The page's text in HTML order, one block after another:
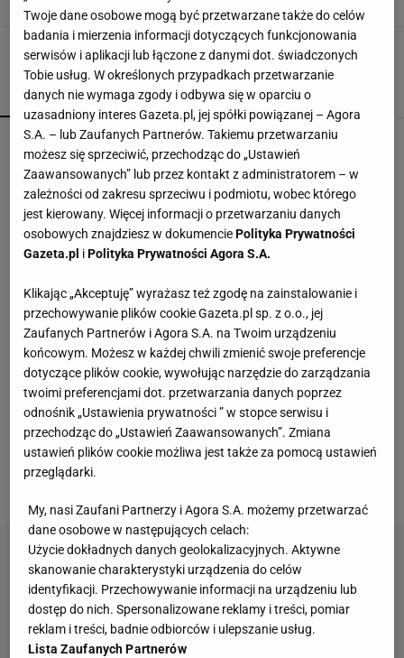
STYL EKLEKTYCZNY SALON
POPULARNE NAJNOWSZE
Fotopułapka przyłapie każdego, kto odwiedza
ogród w nocy. I sarnę, i złodzieja
Vintage gramofony wracają do łask. Polacy na
nowo pokochali vinyle
Wróciła do prowadzenia samochodu po 12-
letniej przerwie. Mówi, co pomogło jej
przełamać strach
MATERIAŁ PROMOCYJNY
Kochały je nasze babcie. Garnki żeliwne są
niezastąpione w letniej i jesiennej kuchni
Te dywany są porządne jak za dawnych lato.
Twoje dane osobowe mogą być przetwarzane także do celów
badania i mierzenia informacji dotyczących funkcjonowania
serwisów i aplikacji lub łączone z danymi dot. świadczonych
Tobie usług. W określonych przypadkach przetwarzanie
danych nie wymaga zgody i odbywa się w oparciu o
uzasadniony interes Gazeta.pl, jej spółki powiązanej – Agora
S.A. – lub Zaufanych Partnerów. Takiemu przetwarzaniu
możesz się sprzeciwić, przechodząc do „Ustawień
Zaawansowanych” lub przez kontakt z administratorem – w
zależności od zakresu sprzeciwu i podmiotu, wobec którego
jest kierowany. Więcej informacji o przetwarzaniu danych
osobowych znajdziesz w dokumenciePolityka Prywatności
Gazeta.pl iPolityka Prywatności Agora S.A.
Klikając „Akceptuję” wyrażasz też zgodę na zainstalowanie i
przechowywanie plików cookie Gazeta.pl sp. z o.o., jej
Zaufanych Partnerów i Agora S.A. na Twoim urządzeniu
końcowym. Możesz w każdej chwili zmienić swoje preferencje
dotyczące plików cookie, wywołując narzędzie do zarządzania
twoimi preferencjami dot. przetwarzania danych poprzez
odnośnik „Ustawienia prywatności ” w stopce serwisu i
przechodząc do „Ustawień Zaawansowanych”. Zmiana
ustawień plików cookie możliwa jest także za pomocą ustawień
przeglądarki.
My, nasi Zaufani Partnerzy i Agora S.A. możemy przetwarzać
dane osobowe w następujących celach:
Użycie dokładnych danych geolokalizacyjnych. Aktywne
skanowanie charakterystyki urządzenia do celów
identyfikacji. Przechowywanie informacji na urządzeniu lub
dostęp do nich. Spersonalizowane reklamy i treści, pomiar
reklam i treści, badnie odbiorców i ulepszanie usług.
Lista Zaufanych Partnerów